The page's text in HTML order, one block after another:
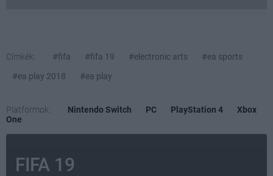
Címkék: #fifa #fifa 19 #electronic arts
#ea sports
#ea play 2018
#ea play
Platformok: Nintendo Switch PC PlayStation 4
Xbox
One
FIFA 19